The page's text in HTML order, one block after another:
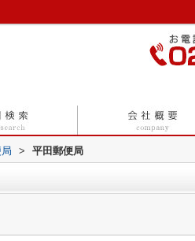
> 平田郵便局